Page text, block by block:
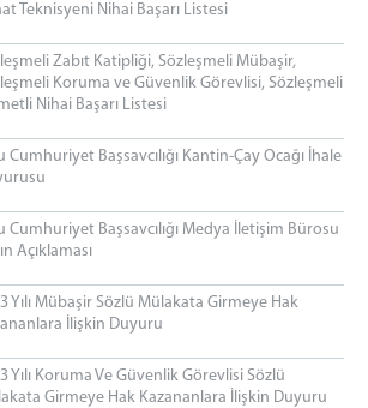
Teknisyeni Nihai Başarı Listesi
Zabıt Katipliği, Sözleşmeli Mübaşir,
Koruma ve Güvenlik Görevlisi, Sözleşmeli
Nihai Başarı Listesi
Cumhuriyet Başsavcılığı Kantin-Çay Ocağı İhale
Cumhuriyet Başsavcılığı Medya İletişim Bürosu
Açıklaması
Yılı Mübaşir Sözlü Mülakata Girmeye Hak
İlişkin Duyuru
Yılı Koruma Ve Güvenlik Görevlisi Sözlü
Girmeye Hak Kazananlara İlişkin Duyuru